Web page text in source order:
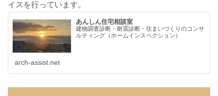
イスを行っています。
あんしん住宅相談室
建物調査診断・耐震診断・住まいづくりのコンサ
ルティング（ホームインスペクション）
arch-assist.net